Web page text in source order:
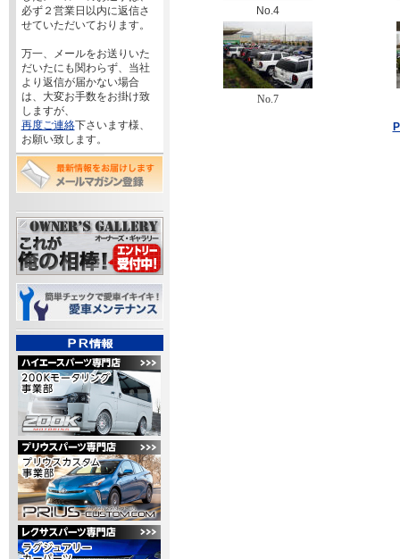
必ず２営業日以内に返信さ
せていただいております。
万一、メールをお送りいた
だいたにも関わらず、当社
より返信が届かない場合
は、大変お手数をお掛け致
しますが、
再度ご連絡下さいます様、
お願い致します。
No.4
No.7